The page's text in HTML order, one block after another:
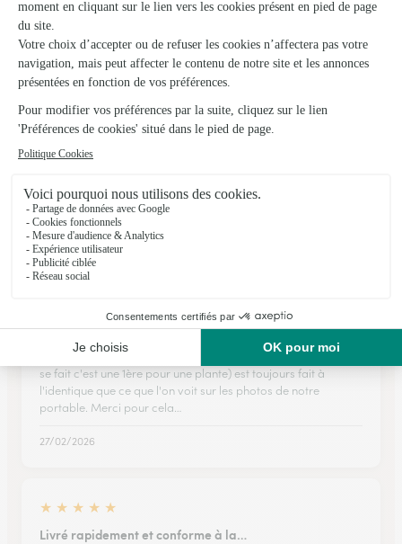
Pont du Casse
★★★★★ 4.8 (39)
974, avenue de Cahors
Voir la boutique
Ils ont fait livrer des fleurs ou une plante à
Lavardac
Bonjour
Bonjour Ce que j'aime chez vous c'est que le bouquet ( car de
se fait c'est une 1ère pour une plante) est toujours fait à
l'identique que ce que l'on voit sur les photos de notre
portable. Merci pour cela…
27/02/2026
★ ★ ★ ★ ★
Livré rapidement et conforme à la…